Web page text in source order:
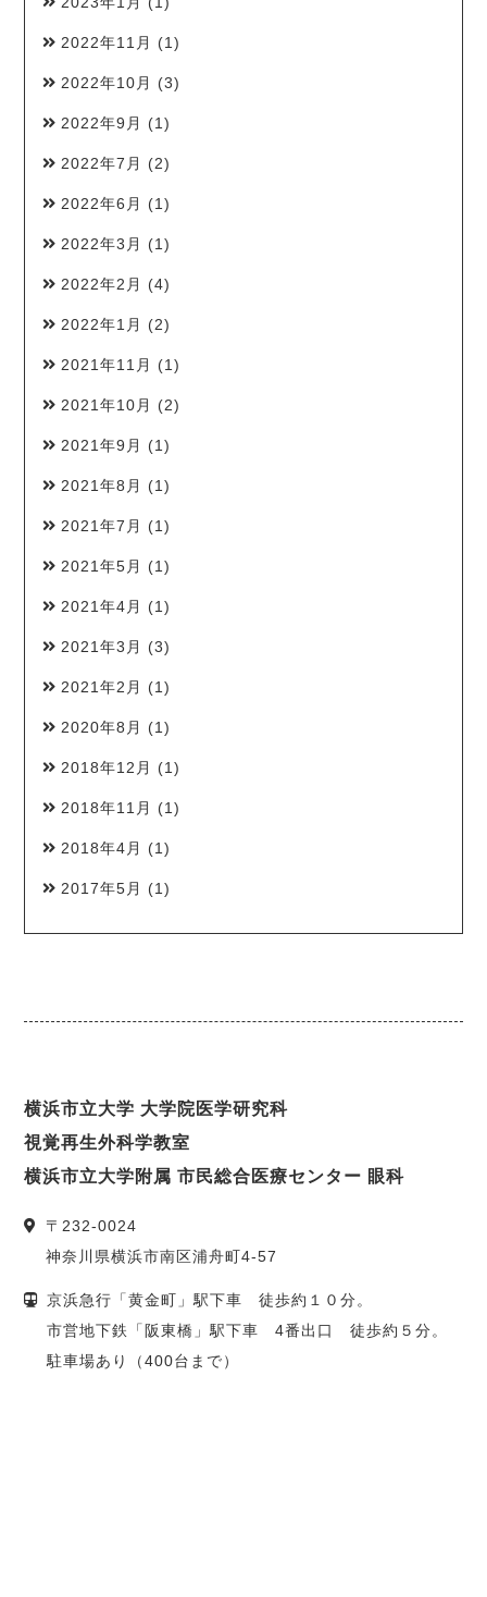
2022年11月 (1)
2022年10月 (3)
2022年9月 (1)
2022年7月 (2)
2022年6月 (1)
2022年3月 (1)
2022年2月 (4)
2022年1月 (2)
2021年11月 (1)
2021年10月 (2)
2021年9月 (1)
2021年8月 (1)
2021年7月 (1)
2021年5月 (1)
2021年4月 (1)
2021年3月 (3)
2021年2月 (1)
2020年8月 (1)
2018年12月 (1)
2018年11月 (1)
2018年4月 (1)
2017年5月 (1)
横浜市立大学 大学院医学研究科
視覚再生外科学教室
横浜市立大学附属 市民総合医療センター 眼科
〒 232-0024
神奈川県横浜市南区浦舟町4-57
京浜急行「黄金町」駅下車 徒歩約１０分。
市営地下鉄「阪東橋」駅下車 4番出口 徒歩約５分。
駐車場あり（400台まで）